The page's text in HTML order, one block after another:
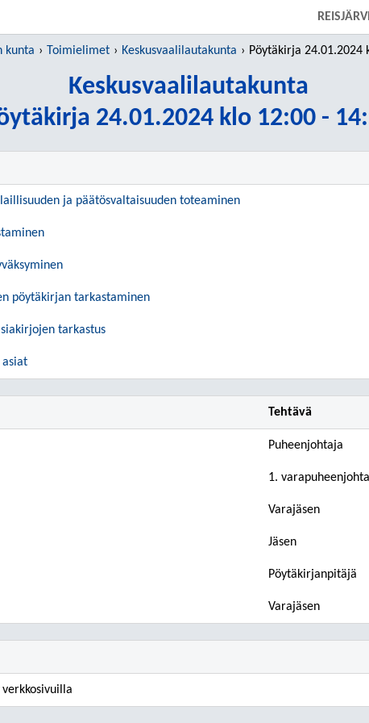
kunta Toimielimet Keskusvaalilautakunta Pöytäkirja 24.01.2024 klo
Keskusvaalilautakunta
24.01.2024 klo 12:00 -
laillisuuden ja päätösvaltaisuuden toteaminen
pöytäkirjan tarkastaminen
tarkastus
Tehtävä
Puheenjohtaja
1.
Varajäsen
Jäsen
Pöytäkirjanpitäjä
Varajäsen